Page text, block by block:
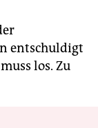
entschuldigt
los. Zu